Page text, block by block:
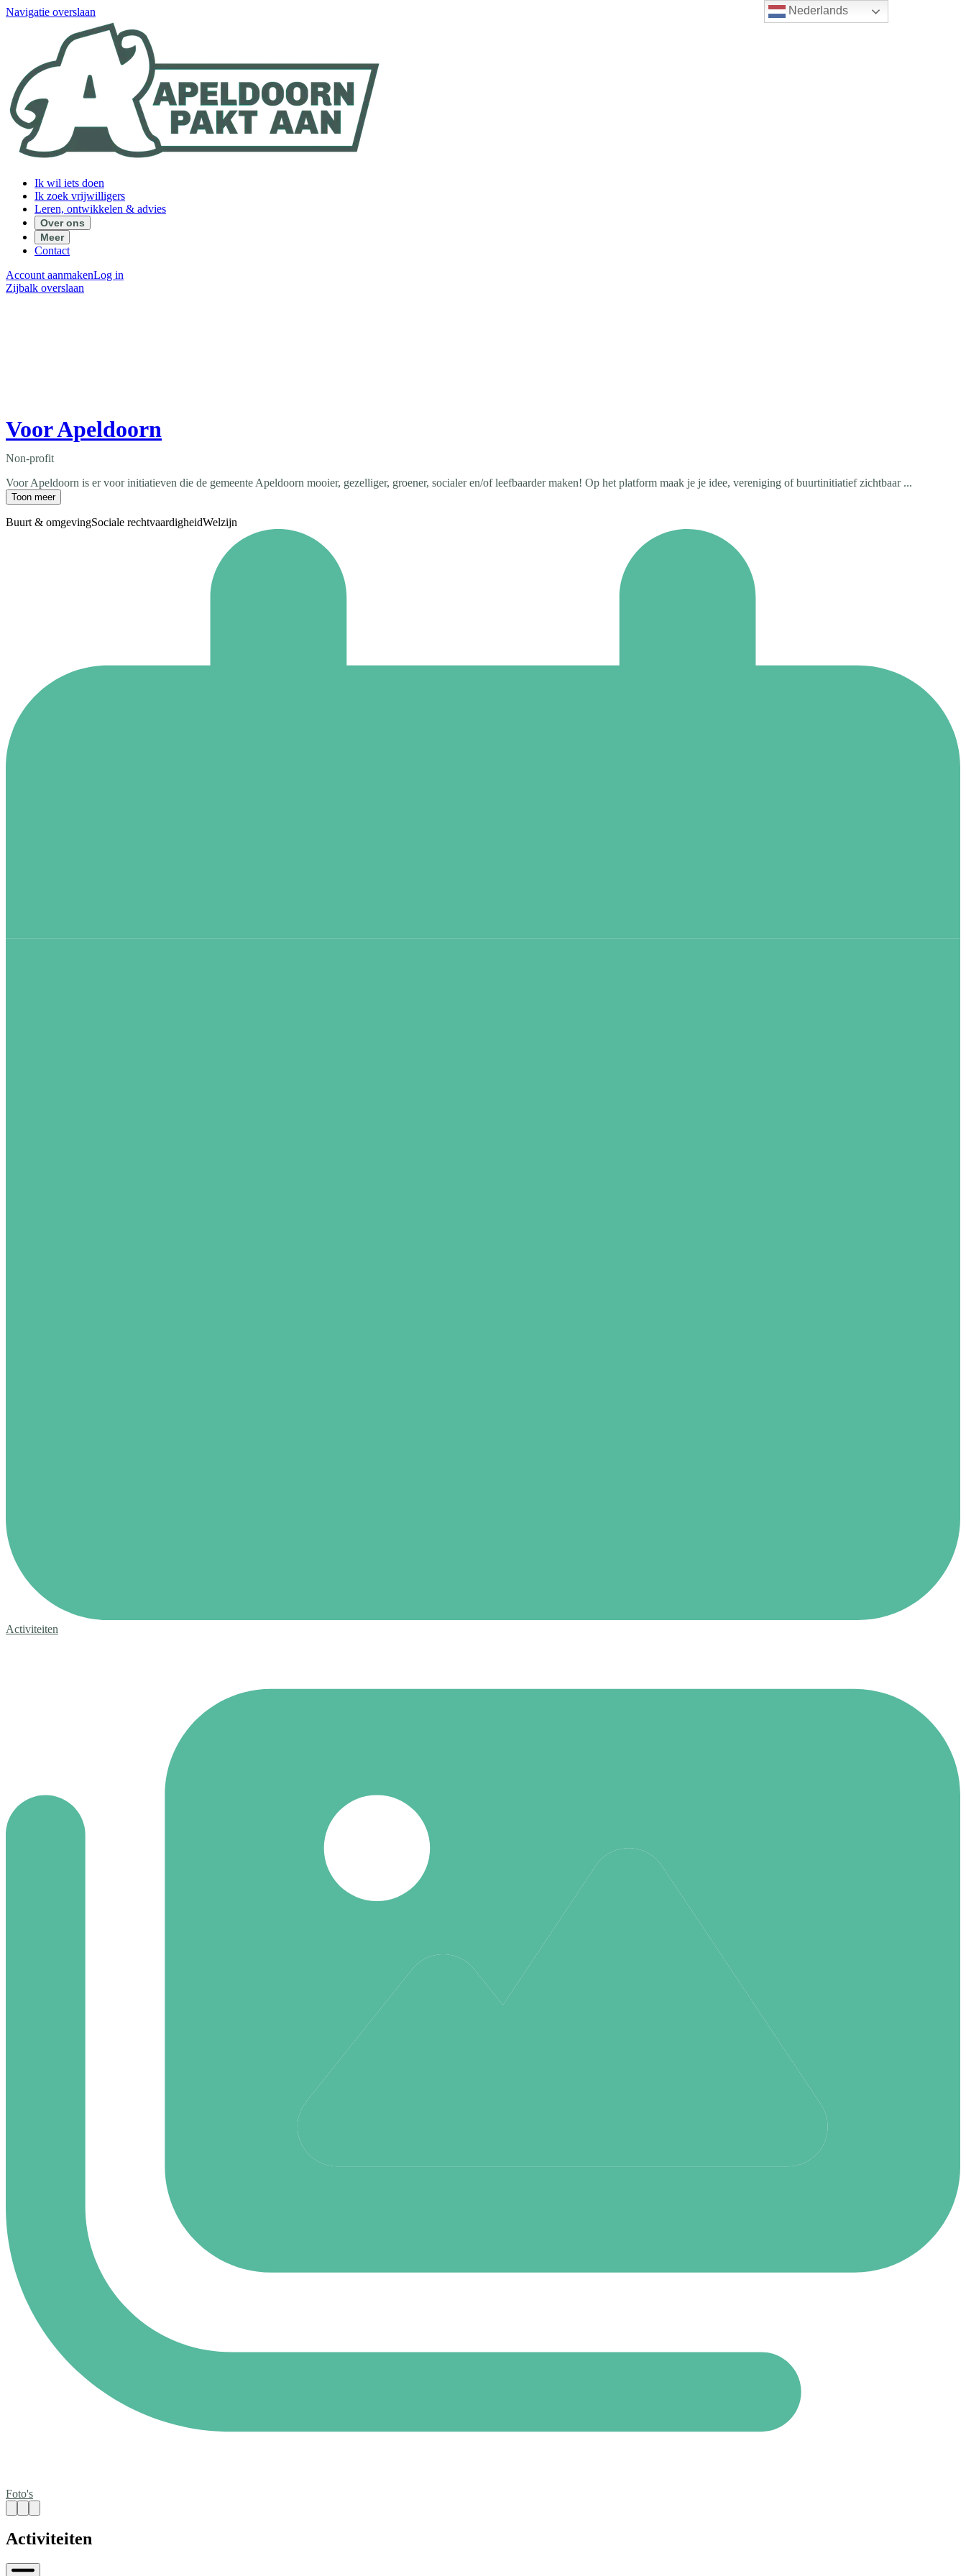
Nederlands
Navigatie overslaan
Ik wil iets doen
Ik zoek vrijwilligers
Leren, ontwikkelen & advies
Over ons
Meer
Contact
Account aanmakenLog in
Zijbalk overslaan
Voor Apeldoorn
Non-profit
Voor Apeldoorn is er voor initiatieven die de gemeente Apeldoorn mooier, gezelliger, groener, socialer en/of leefbaarder maken! Op het platform maak je je idee, vereniging of buurtinitiatief zichtbaar ...
Toon meer
Buurt & omgevingSociale rechtvaardigheidWelzijn
Activiteiten
Foto's
Activiteiten